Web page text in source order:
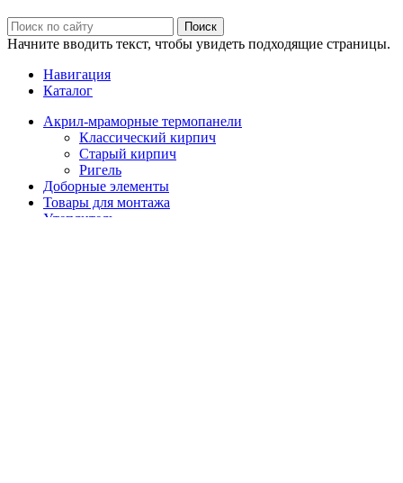
Поиск
Начните вводить текст, чтобы увидеть подходящие страницы.
Навигация
Каталог
Акрил-мраморные термопанели
Классический кирпич
Старый кирпич
Ригель
Доборные элементы
Товары для монтажа
Утеплитель